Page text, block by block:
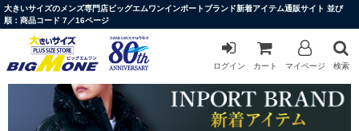
大きいサイズのメンズ専門店ビッグエムワンインポートブランド新着アイテム通販サイト 並び
順：商品コード 7／16ページ
ログイン カート マイページ 検索